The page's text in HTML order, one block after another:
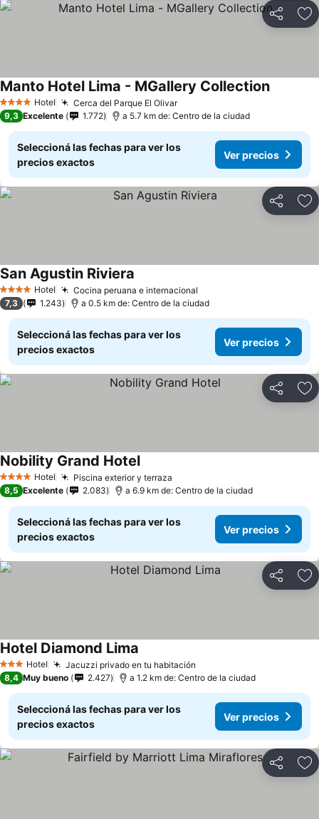
Compartir
4 EstrellasHotel Cerca del Parque El Olivar
Manto Hotel Lima - MGallery Collection
9,3 Excelente 1.772 a 5.7 km de: Centro de la ciudad
Seleccioná las fechas para ver los
precios exactos
Ver precios
Compartir
4 EstrellasHotel Cocina peruana e internacional
San Agustin Riviera
7,3 1.243 a 0.5 km de: Centro de la ciudad
Seleccioná las fechas para ver los
precios exactos
Ver precios
Compartir
4 EstrellasHotel Piscina exterior y terraza
Nobility Grand Hotel
8,5 Excelente 2.083 a 6.9 km de: Centro de la ciudad
Seleccioná las fechas para ver los
precios exactos
Ver precios
Compartir
3 Estrellas
Hotel Jacuzzi privado en tu habitación
Hotel Diamond Lima
8,4 Muy bueno 2.427 a 1.2 km de: Centro de la ciudad
Seleccioná las fechas para ver los
precios exactos
Ver precios
Compartir